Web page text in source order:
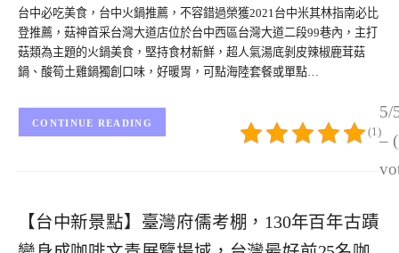
台中必吃美食，台中火鍋推薦，不容錯過榮獲2021台中米其林指南必比
登推薦，菇神首采台灣大道店位於台中西區台灣大道二段99巷內，主打
菇類為主題的火鍋美食，堅持食材新鮮，超人氣湯底剝皮辣椒鹿茸菇
鍋、酸筍土雞鍋獨創口味，好暖胃，可點海陸套餐或單點…
5/
–
(1)
CONTINUE READING
【台中新景點】臺灣府儒考棚，130年百年古蹟